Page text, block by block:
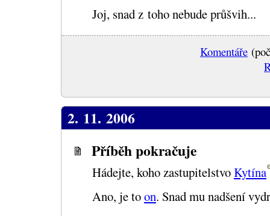
Joj, snad z toho nebude průšvih...
Komentáře
2. 11. 2006
Příběh pokračuje
Hádejte, koho zastupitelstvoKytína
Ano, je toon. Snad mu nadšení